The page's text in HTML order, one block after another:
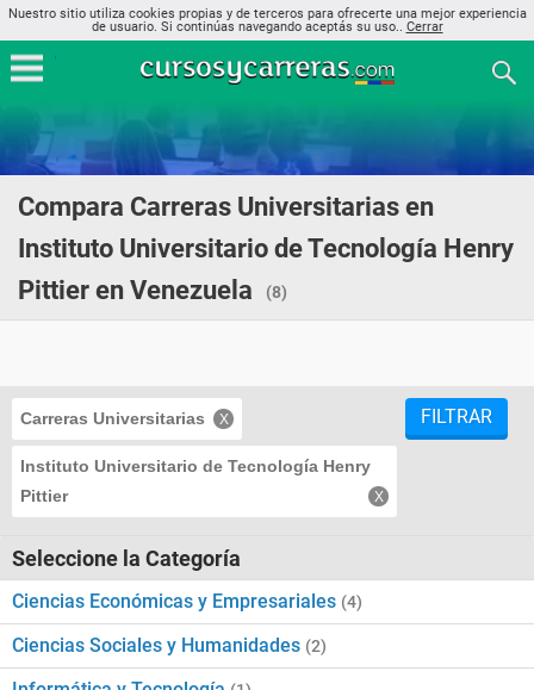
Nuestro sitio utiliza cookies propias y de terceros para ofrecerte una mejor experiencia
de usuario. Si continúas navegando aceptás su uso.. Cerrar
Compara Carreras Universitarias en
Instituto Universitario de Tecnología Henry
Pittier en Venezuela
(8)
Carreras Universitarias
Instituto Universitario de Tecnología Henry
Pittier
FILTRAR
Seleccione la Categoría
Ciencias Económicas y Empresariales (4)
Ciencias Sociales y Humanidades (2)